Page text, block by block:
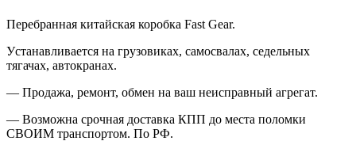
Перебранная китайская коробка Fast Gear.
Устанавливается на грузовиках, самосвалах, седельных
тягачах, автокранах.
— Продажа, ремонт, обмен на ваш неисправный агрегат.
— Возможна срочная доставка КПП до места поломки
СВОИМ транспортом. По РФ.